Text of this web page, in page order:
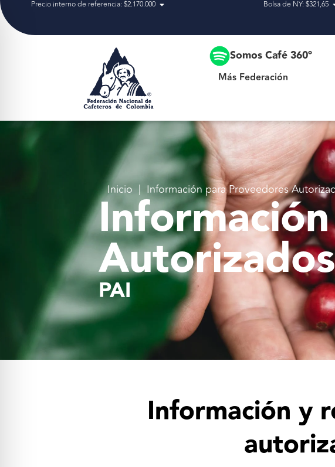
Precio interno de referencia: $2.170.000 Bolsa de NY: $321,65
Somos Café 360º
Más Federación
Inicio | Información para Proveedores
Autorizados
PAI
Información y